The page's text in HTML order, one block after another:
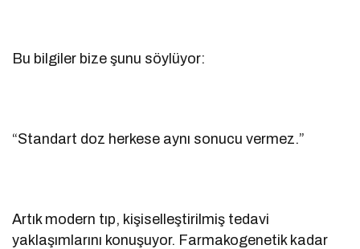
Bu bilgiler bize şunu söylüyor:
“Standart doz herkese aynı sonucu vermez.”
Artık modern tıp, kişiselleştirilmiş tedavi
yaklaşımlarını konuşuyor. Farmakogenetik kadar